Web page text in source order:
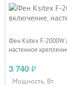
Фен Ksitex F‑2000W
настенное
3 740 ₽
Мощность, Вт.